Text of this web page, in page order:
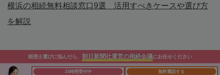
横浜の相続無料相談窓口9選 活用すべきケースや選び方
を解説
相続について知る
税理士選びに悩んだら、 朝日新聞社運営の相続会議にお任せください
24時間受付中 無料電話する